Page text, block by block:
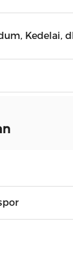
Kedelai,